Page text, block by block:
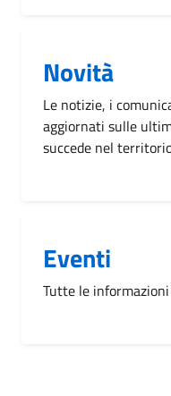
Novità
Le notizie, i
aggiornati sulle
succede nel
Eventi
Tutte le